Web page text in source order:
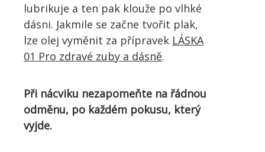
lubrikuje a ten pak klouže po vlhké
dásni. Jakmile se začne tvořit plak,
lze olej vyměnit za přípravek LÁSKA
01 Pro zdravé zuby a dásně.
Při nácviku nezapomeňte na řádnou
odměnu, po každém pokusu, který
vyjde.